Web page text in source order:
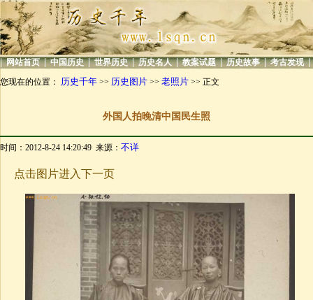
| 网站首页 | 中国历史 | 世界历史 | 历史名人 | 教案试题 | 历史故事 | 考古发现 |
您现在的位置： 历史千年 >> 历史图片 >> 老照片 >> 正文
外国人拍晚清中国民生照
时间：2012-8-24 14:20:49 来源： 不详
点击图片进入下一页